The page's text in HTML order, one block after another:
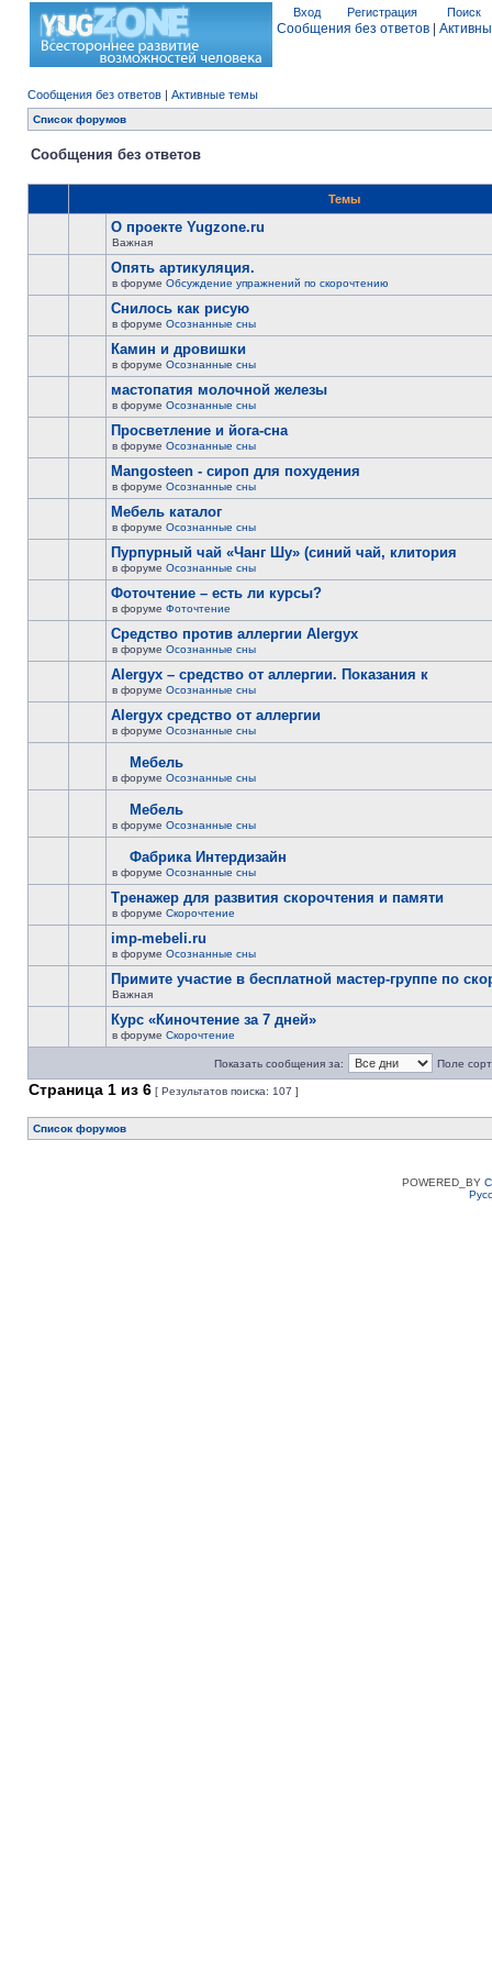
Вход Регистрация Поиск
Сообщения без ответов
Сообщения без ответов | Активные темы
Список форумов
Сообщения без ответов
Темы
О проекте Yugzone.ru
Важная
Опять артикуляция.
в форуме Обсуждение упражнений по скорочтению
Снилось как рисую
в форуме Осознанные сны
Камин и дровишки
в форуме Осознанные сны
мастопатия молочной железы
в форуме Осознанные сны
Просветление и йога-сна
в форуме Осознанные сны
Mangosteen - сироп для похудения
в форуме Осознанные сны
Мебель каталог
в форуме Осознанные сны
Пурпурный чай «Чанг Шу» (синий чай, клитория
в форуме Осознанные сны
Фоточтение – есть ли курсы?
в форуме Фоточтение
Cредство против аллергии Alergyx
в форуме Осознанные сны
Alergyx – средство от аллергии. Показания к
в форуме Осознанные сны
Alergyx средство от аллергии
в форуме Осознанные сны
Мебель
в форуме Осознанные сны
Мебель
в форуме Осознанные сны
Фабрика Интердизайн
в форуме Осознанные сны
Тренажер для развития скорочтения и памяти
в форуме Скорочтение
imp-mebeli.ru
в форуме Осознанные сны
Примите участие в бесплатной мастер-группе по
Важная
Курс «Киночтение за 7 дней»
в форуме Скорочтение
Показать сообщения за: Поле
Страница 1 из 6 [ Результатов поиска: 107 ]
Список форумов
POWERED_BY